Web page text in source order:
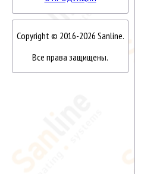
Copyright © 2016-2026 Sanline.
Все права защищены.